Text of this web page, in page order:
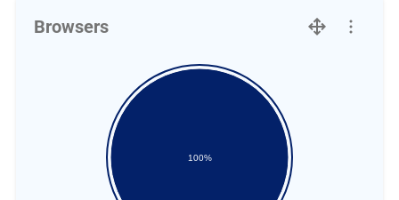
Browsers
100%